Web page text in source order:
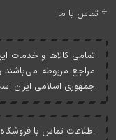
تماس با ما
تمامی کالاها و خدمات
مراجع مربوطه می‌باشند
جمهوری اسلامی ايران
اطلاعات تماس با